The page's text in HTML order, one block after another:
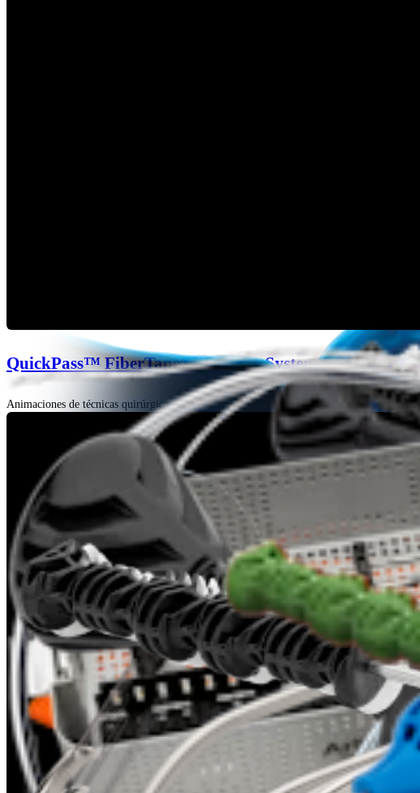
QuickPass™ FiberTape® Cerclage System
Animaciones de técnicas quirúrgicas | 03:52 | English | 02/18/2025 | AN1-000643-en-US A